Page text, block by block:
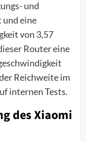
und
eine
von 3,57
Router eine
Reichweite im
internen Tests.
des Xiaomi